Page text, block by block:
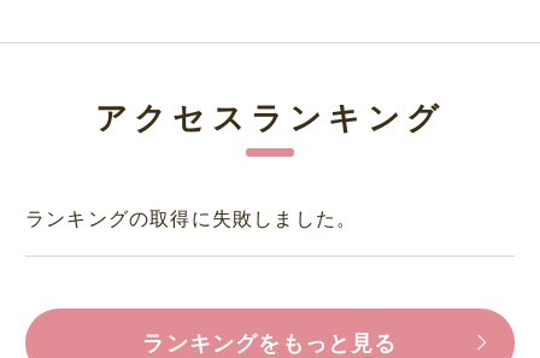
アクセスランキング
ランキングの取得に失敗しました。
ランキングをもっと見る